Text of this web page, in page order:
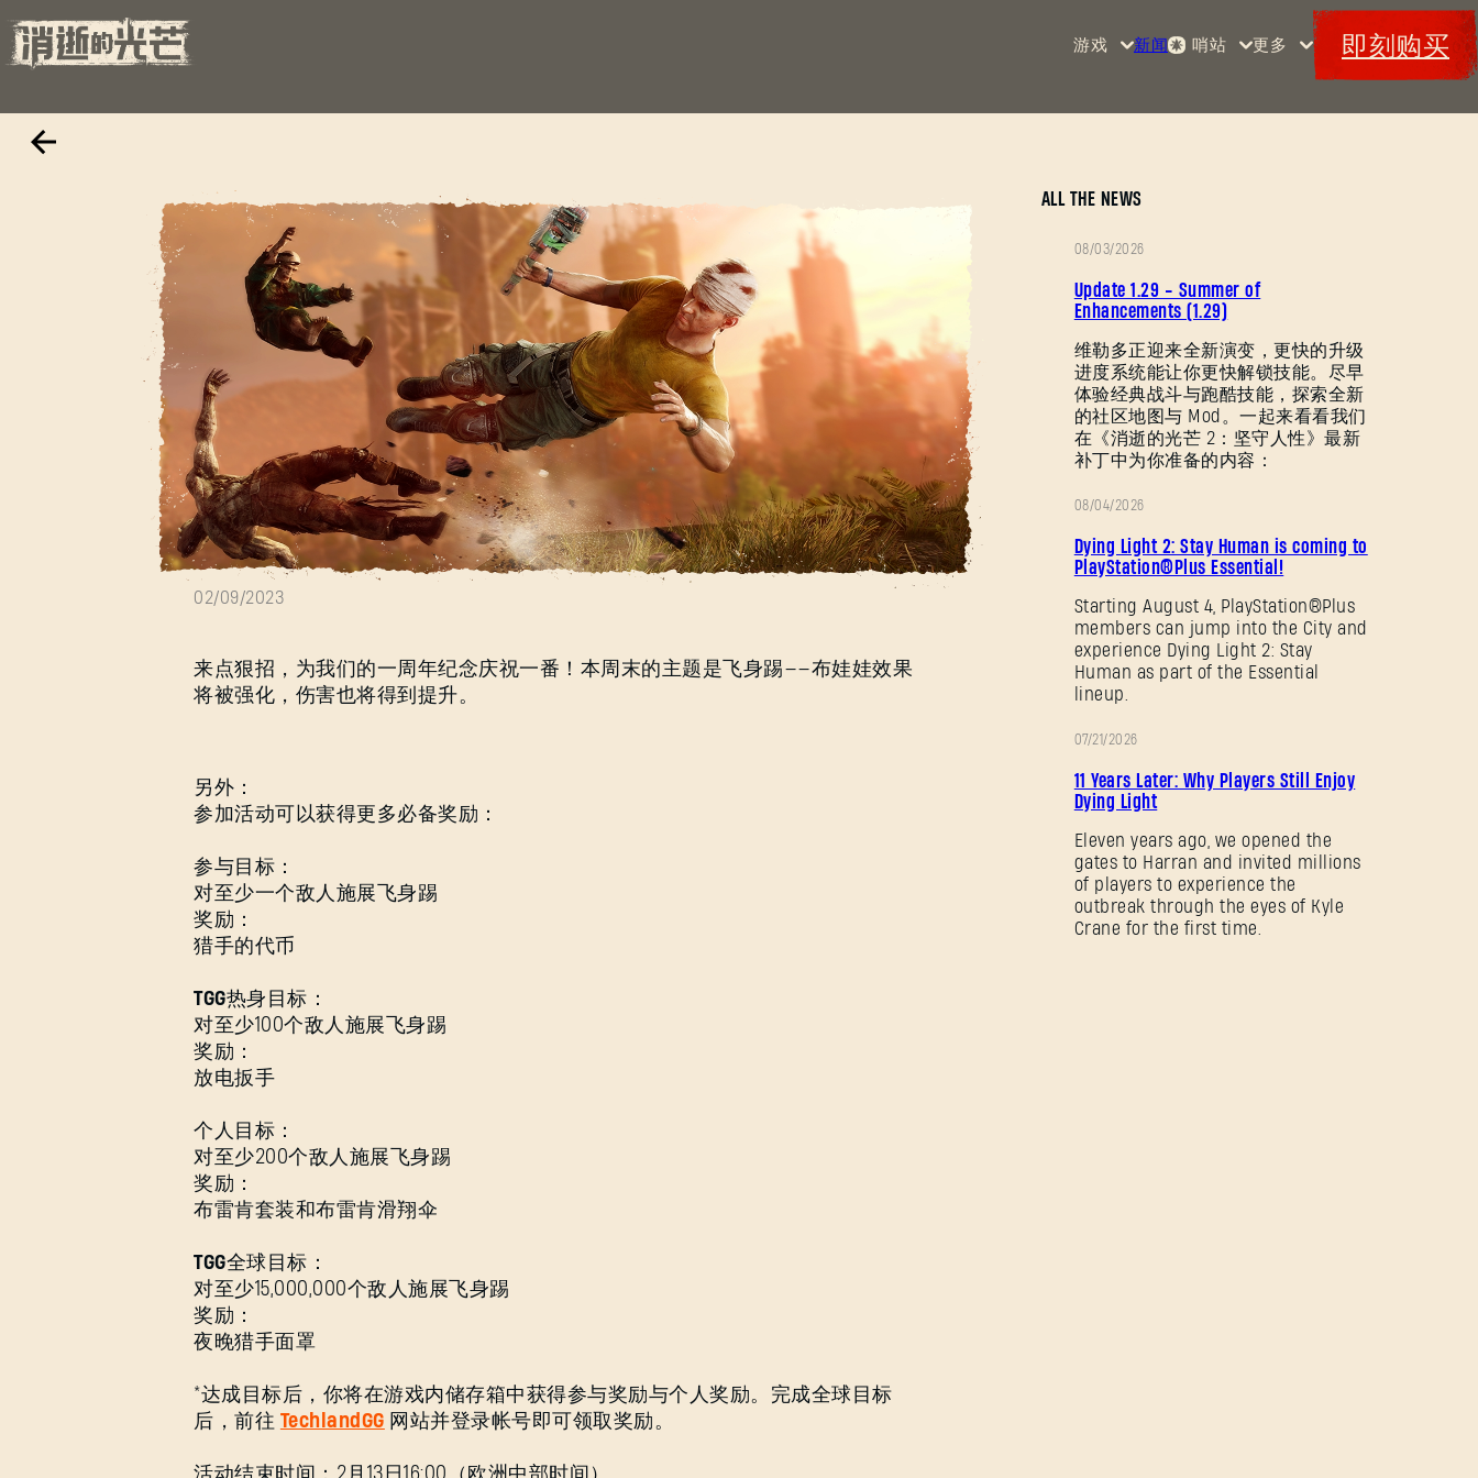
游戏
《消
的光
芒2
逝的
光
芒：
困
兽》
新闻 哨站
赏金
更多
活动
特典
即刻购买
飞身踢周末
02/09/2023
来点狠招，为我们的一周年纪念庆祝一番！本周末的主题是飞身踢——布娃娃效果
将被强化，伤害也将得到提升。
另外：
参加活动可以获得更多必备奖励：
参与目标：
对至少一个敌人施展飞身踢
奖励：
猎手的代币
TGG热身目标：
对至少100个敌人施展飞身踢
奖励：
放电扳手
个人目标：
对至少200个敌人施展飞身踢
奖励：
布雷肯套装和布雷肯滑翔伞
TGG全球目标：
对至少15,000,000个敌人施展飞身踢
奖励：
夜晚猎手面罩
*达成目标后，你将在游戏内储存箱中获得参与奖励与个人奖励。完成全球目标
后，前往 TechlandGG 网站并登录帐号即可领取奖励。
ALL THE NEWS
丁
08/03/2026
Update 1.29 - Summer of
Enhancements (1.29)
维勒多正迎来全新演变，更快的升级
进度系统能让你更快解锁技能。尽早
体验经典战斗与跑酷技能，探索全新
的社区地图与 Mod。一起来看看我们
在《消逝的光芒 2：坚守人性》最新
补丁中为你准备的内容：
销
08/04/2026
Dying Light 2: Stay Human is coming to
PlayStation®Plus Essential!
Starting August 4, PlayStation®Plus
members can jump into the City and
experience Dying Light 2: Stay
Human as part of the Essential
lineup.
销
07/21/2026
11 Years Later: Why Players Still Enjoy
Dying Light
Eleven years ago, we opened the
gates to Harran and invited millions
of players to experience the
outbreak through the eyes of Kyle
Crane for the first time.
登录